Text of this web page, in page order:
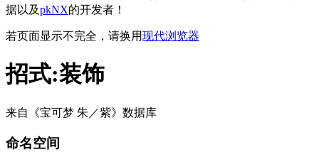
据以及pkNX的开发者！
若页面显示不完全，请换用现代浏览器
招式:装饰
来自《宝可梦 朱／紫》数据库
命名空间